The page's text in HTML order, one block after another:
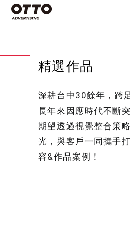
精選作品
深耕台中30餘年，跨
長年來因應時代不斷
期望透過視覺整合策
光，與客戶一同攜手
容&作品案例！